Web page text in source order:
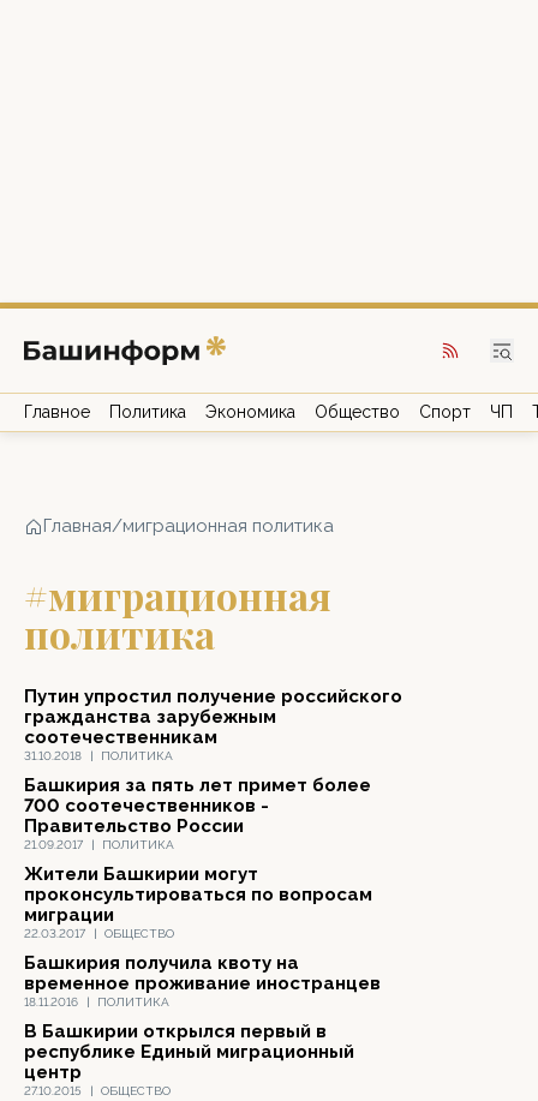
Главное Политика Экономика Общество Спорт ЧП
Главная/миграционная политика
#миграционная
политика
31.10.2018 | ПОЛИТИКА
Путин упростил получение российского
гражданства зарубежным
соотечественникам
21.09.2017 | ПОЛИТИКА
Башкирия за пять лет примет более
700 соотечественников -
Правительство России
22.03.2017 | ОБЩЕСТВО
Жители Башкирии могут
проконсультироваться по вопросам
миграции
18.11.2016 | ПОЛИТИКА
Башкирия получила квоту на
временное проживание иностранцев
27.10.2015 | ОБЩЕСТВО
В Башкирии открылся первый в
республике Единый миграционный
центр